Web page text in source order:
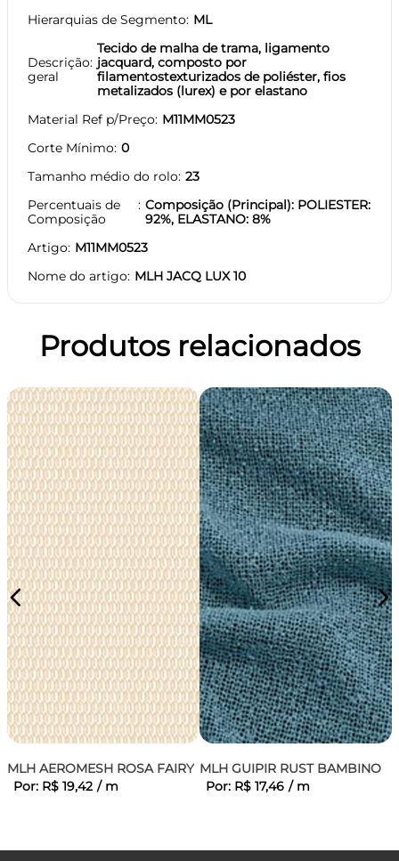
Hierarquias de Segmento ML
Descrição
geral
Tecido de malha de trama, ligamento
jacquard, composto por
filamentostexturizados de poliéster, fios
metalizados (lurex) e por elastano
Material Ref p/Preço M11MM0523
Corte Mínimo 0
Tamanho médio do rolo 23
Percentuais de
Composição
Composição (Principal): POLIESTER:
92%, ELASTANO: 8%
Artigo M11MM0523
Nome do artigo MLH JACQ LUX 10
Produtos relacionados
MLH AEROMESH ROSA FAIRY
Por: R$ 19,42 / m
MLH GUIPIR RUST BAMBINO
Por: R$ 17,46 / m